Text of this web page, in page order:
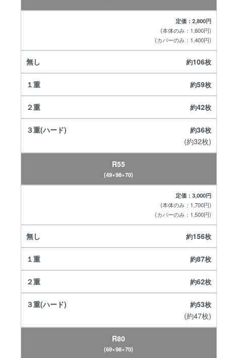
定価：2,800円
(本体のみ：1,600円)
(カバーのみ：1,400円)
106
59
42
36
(約32枚)
R55
(49×98×70)
定価：3,000円
(本体のみ：1,700円)
(カバーのみ：1,500円)
156
87
62
53
(約47枚)
R80
(69×98×70)